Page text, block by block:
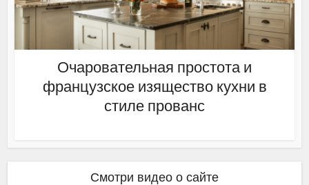
Очаровательная простота и
французское изящество кухни в
стиле прованс
Смотри видео о сайте